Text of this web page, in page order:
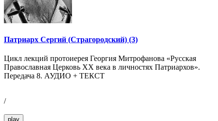
Патриарх Сергий (Страгородский) (3)
Цикл лекций протоиерея Георгия Митрофанова «Русская
Православная Церковь ХХ века в личностях Патриархов».
Передача 8. АУДИО + ТЕКСТ
/
play